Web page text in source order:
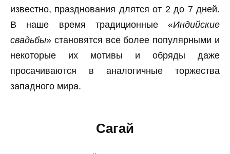
известно, празднования длятся от 2 до 7 дней.
В наше время традиционные «Индийские
свадьбы» становятся все более популярными и
некоторые их мотивы и обряды даже
просачиваются в аналогичные торжества
западного мира.
Сагай